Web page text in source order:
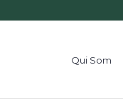
Qui Som